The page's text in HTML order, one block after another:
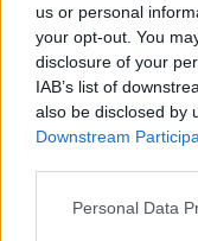
us or personal
your opt-out. You
disclosure of your
IAB’s list of
also be disclosed by
Downstream
Personal Data
Alpha Bank: Για πρώτη
πύλες του σε όλους